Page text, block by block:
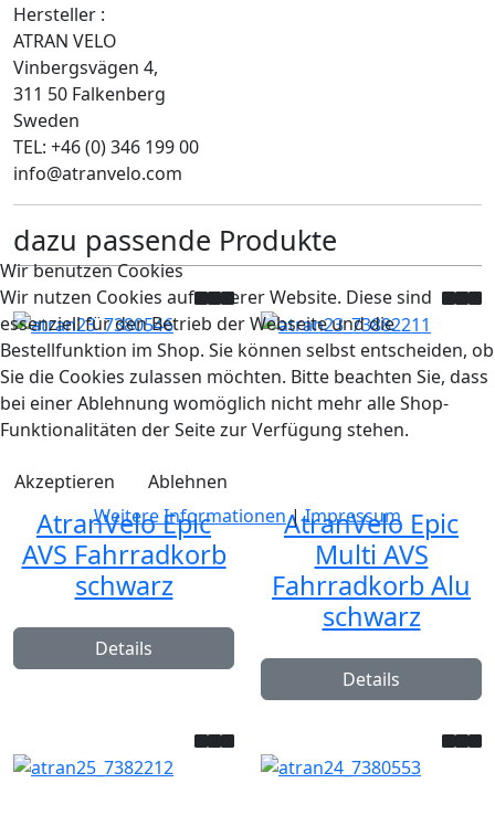
Hersteller :
ATRAN VELO
Vinbergsvägen 4,
311 50 Falkenberg
Sweden
TEL: +46 (0) 346 199 00
info@atranvelo.com
dazu passende Produkte
AtranVelo Epic
AVS Fahrradkorb
schwarz
Details
AtranVelo Epic
Multi AVS
Fahrradkorb Alu
schwarz
Details
Wir benutzen Cookies
Wir nutzen Cookies auf unserer Website. Diese sind
essenziell für den Betrieb der Webseite und die
Bestellfunktion im Shop. Sie können selbst entscheiden, ob
Sie die Cookies zulassen möchten. Bitte beachten Sie, dass
bei einer Ablehnung womöglich nicht mehr alle Shop-
Funktionalitäten der Seite zur Verfügung stehen.
Akzeptieren
Ablehnen
Weitere Informationen|Impressum